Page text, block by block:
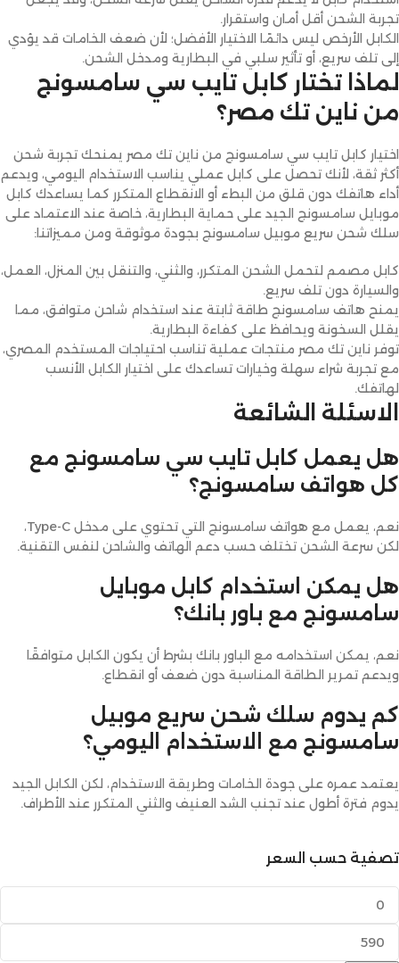
تجربة الشحن أقل أمان واستقرار.
الكابل الأرخص ليس دائمًا الاختيار الأفضل؛ لأن ضعف الخامات قد يؤدي
إلى تلف سريع، أو تأثير سلبي في البطارية ومدخل الشحن.
لماذا تختار كابل تايب سي سامسونج
من ناين تك مصر؟
اختيار كابل تايب سي سامسونج من ناين تك مصر يمنحك تجربة شحن
أكثر ثقة، لأنك تحصل على كابل عملي يناسب الاستخدام اليومي، ويدعم
أداء هاتفك دون قلق من البطء أو الانقطاع المتكرر كما يساعدك كابل
موبايل سامسونج الجيد على حماية البطارية، خاصة عند الاعتماد على
سلك شحن سريع موبيل سامسونج بجودة موثوقة ومن مميزاتنا:
كابل مصمم لتحمل الشحن المتكرر، والثني، والتنقل بين المنزل، العمل،
والسيارة دون تلف سريع.
يمنح هاتف سامسونج طاقة ثابتة عند استخدام شاحن متوافق، مما
يقلل السخونة ويحافظ على كفاءة البطارية.
توفر ناين تك مصر منتجات عملية تناسب احتياجات المستخدم المصري،
مع تجربة شراء سهلة وخيارات تساعدك على اختيار الكابل الأنسب
لهاتفك.
الاسئلة الشائعة
هل يعمل كابل تايب سي سامسونج مع
كل هواتف سامسونج؟
نعم، يعمل مع هواتف سامسونج التي تحتوي على مدخل Type-C،
لكن سرعة الشحن تختلف حسب دعم الهاتف والشاحن لنفس التقنية.
هل يمكن استخدام كابل موبايل
سامسونج مع باور بانك؟
نعم، يمكن استخدامه مع الباور بانك بشرط أن يكون الكابل متوافقًا
ويدعم تمرير الطاقة المناسبة دون ضعف أو انقطاع.
كم يدوم سلك شحن سريع موبيل
سامسونج مع الاستخدام اليومي؟
يعتمد عمره على جودة الخامات وطريقة الاستخدام، لكن الكابل الجيد
يدوم فترة أطول عند تجنب الشد العنيف والثني المتكرر عند الأطراف.
تصفية حسب السعر